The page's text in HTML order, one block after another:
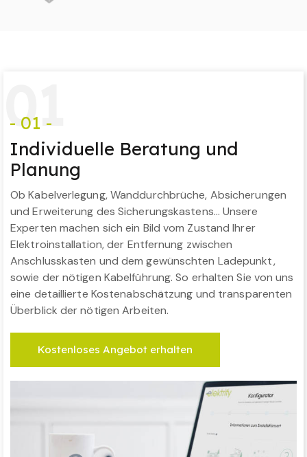
01
- 01 -
Individuelle Beratung und
Planung
Ob Kabelverlegung, Wanddurchbrüche, Absicherungen
und Erweiterung des Sicherungskastens… Unsere
Experten machen sich ein Bild vom Zustand Ihrer
Elektroinstallation, der Entfernung zwischen
Anschlusskasten und dem gewünschten Ladepunkt,
sowie der nötigen Kabelführung. So erhalten Sie von uns
eine detaillierte Kostenabschätzung und transparenten
Überblick der nötigen Arbeiten.
Kostenloses Angebot erhalten